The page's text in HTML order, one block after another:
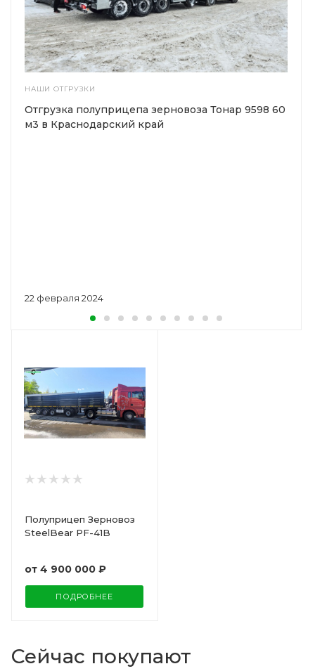
НАШИ ОТГРУЗКИ
22 февраля 2024
Отгрузка полуприцепа зерновоза Тонар 9598 60
м3 в Краснодарский край
Полуприцеп Зерновоз
SteelBear PF-41B
от 4 900 000 ₽
ПОДРОБНЕЕ
Сейчас покупают